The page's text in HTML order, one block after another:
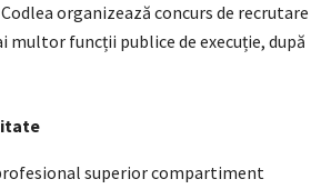
organizează concurs de recrutare
multor funcții publice de execuție, după
superior compartiment